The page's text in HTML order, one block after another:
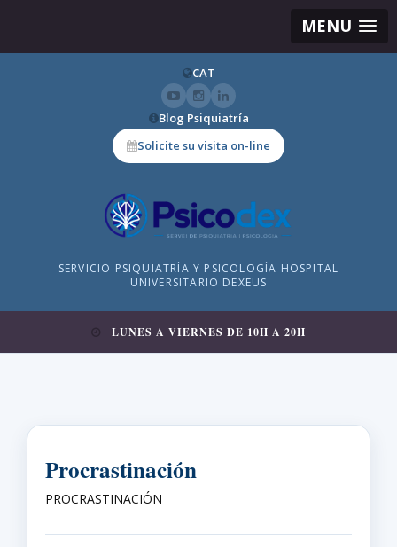
MENU
CAT
Blog Psiquiatría
Solicite su visita on-line
SERVICIO PSIQUIATRÍA Y PSICOLOGÍA HOSPITAL
UNIVERSITARIO DEXEUS
LUNES A VIERNES DE 10H A 20H
Procrastinación
PROCRASTINACIÓN